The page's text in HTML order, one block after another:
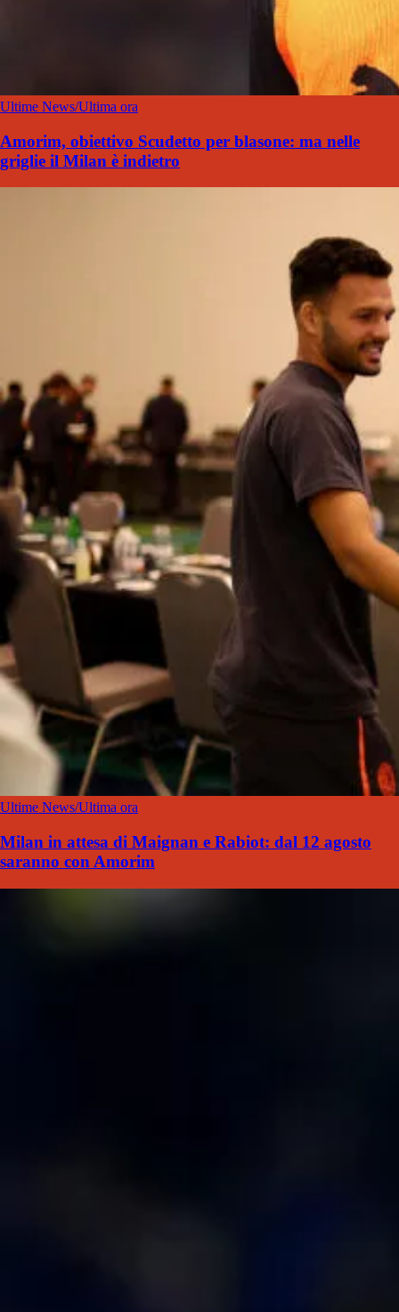
Ultime News/Ultima ora
Amorim, obiettivo Scudetto per blasone: ma nelle
griglie il Milan è indietro
Ultime News/Ultima ora
Milan in attesa di Maignan e Rabiot: dal 12 agosto
saranno con Amorim